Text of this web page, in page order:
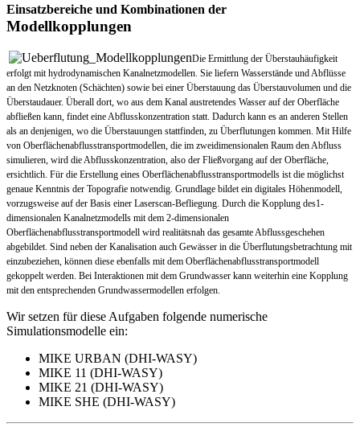
Einsatzbereiche und Kombinationen der
Modellkopplungen
Die Ermittlung der Überstauhäufigkeit
erfolgt mit hydrodynamischen Kanalnetzmodellen. Sie liefern Wasserstände und Abflüsse
an den Netzknoten (Schächten) sowie bei einer Überstauung das Überstauvolumen und die
Überstaudauer. Überall dort, wo aus dem Kanal austretendes Wasser auf der Oberfläche
abfließen kann, findet eine Abflusskonzentration statt. Dadurch kann es an anderen Stellen
als an denjenigen, wo die Überstauungen stattfinden, zu Überflutungen kommen. Mit Hilfe
von Oberflächenabflusstransportmodellen, die im zweidimensionalen Raum den Abfluss
simulieren, wird die Abflusskonzentration, also der Fließvorgang auf der Oberfläche,
ersichtlich. Für die Erstellung eines Oberflächenabflusstransportmodells ist die möglichst
genaue Kenntnis der Topografie notwendig. Grundlage bildet ein digitales Höhenmodell,
vorzugsweise auf der Basis einer Laserscan-Befliegung. Durch die Kopplung des1-
dimensionalen Kanalnetzmodells mit dem 2-dimensionalen
Oberflächenabflusstransportmodell wird realitätsnah das gesamte Abflussgeschehen
abgebildet. Sind neben der Kanalisation auch Gewässer in die Überflutungsbetrachtung mit
einzubeziehen, können diese ebenfalls mit dem Oberflächenabflusstransportmodell
gekoppelt werden. Bei Interaktionen mit dem Grundwasser kann weiterhin eine Kopplung
mit den entsprechenden Grundwassermodellen erfolgen.
Wir setzen für diese Aufgaben folgende numerische
Simulationsmodelle ein:
MIKE URBAN (DHI-WASY)
MIKE 11 (DHI-WASY)
MIKE 21 (DHI-WASY)
MIKE SHE (DHI-WASY)